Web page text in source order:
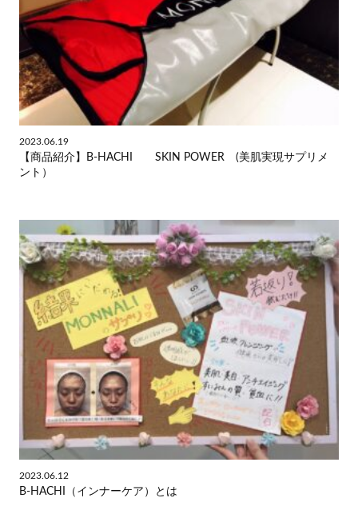
2023.06.19
【商品紹介】B-HACHI SKIN POWER (美肌実現サプリメ
ント）
2023.06.12
B-HACHI（インナーケア）とは